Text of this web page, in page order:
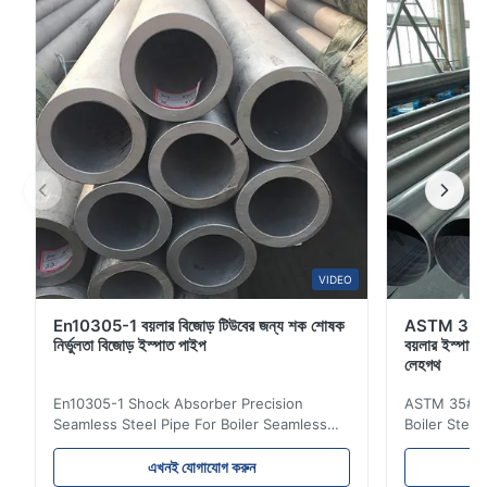
P5 বা সমতুল্য; ASTM A106B/A53B/API5L B/ ইত্যাদি আকার(মিমি):
আইডি:45 মিমি - 500 ...
VIDEO
En10305-1 বয়লার বিজোড় টিউবের জন্য শক শোষক
নির্ভুলতা বিজোড় ইস্পাত পাইপ
En10305-1 Shock Absorber Precision
Seamless Steel Pipe For Boiler Seamless
Tube Seamless Precision steel tubes To be
used in hydraulic system, automobile and
এখনই যোগাযোগ করুন
ASTM 35#
বয়লার ইস্পাত
লেহগথ
ASTM 35#
Boiler Steel
Lehgth Its